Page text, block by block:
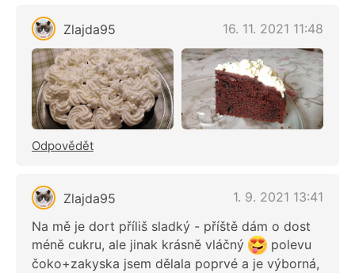
Zlajda95 16. 11. 2021 11:48
Odpovědět
Zlajda95
1. 9. 2021 13:41
Na mě je dort příliš sladký - příště dám o dost
méně cukru, ale jinak krásně vláčný
polevu
čoko+zakyska jsem dělala poprvé a je výborná,